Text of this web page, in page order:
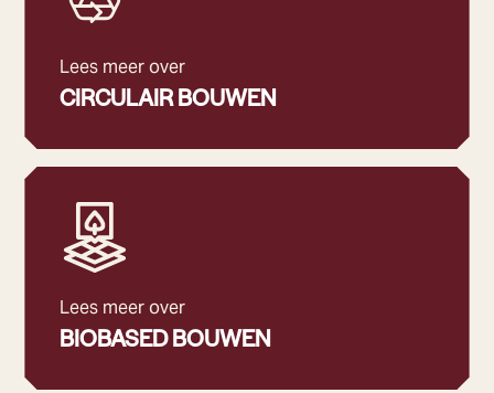
Lees meer over
CIRCULAIR BOUWEN
Lees meer over
BIOBASED BOUWEN